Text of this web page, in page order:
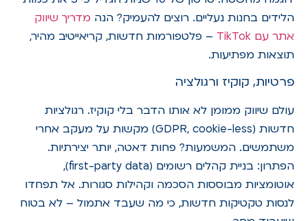
הלידים בחנות נעליים. רוצים להעמיק? הנה מדריך שיווק
אתר עם TikTok
– פלטפורמות חדשות, קריאייטיב מהיר,
תוצאות מפתיעות.
פרטיות, קוקיז ורגולציה
עולם שיווק ממומן לא אותו הדבר בלי קוקיז. רגולציות
חדשות (GDPR, cookie-less) מקשות על מעקב אחרי
משתמשים. המשמעות? פחות דאטה, יותר יצירתיות.
הפתרון: בניית קהלים רשומים (first-party data),
אוטומציות מבוססות הסכמה וקהילות סגורות. אל תפחדו
לנסות טקטיקות חדשות, כי מה שעבד אתמול – לא בטוח